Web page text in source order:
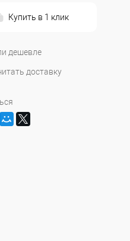
Купить в 1 клик
дешевле
доставку